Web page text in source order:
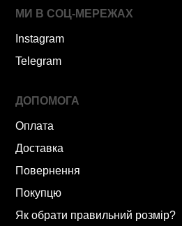
МИ В СОЦ-МЕРЕЖАХ
Instagram
Telegram
ДОПОМОГА
Оплата
Доставка
Повернення
Покупцю
Як обрати правильний розмір?